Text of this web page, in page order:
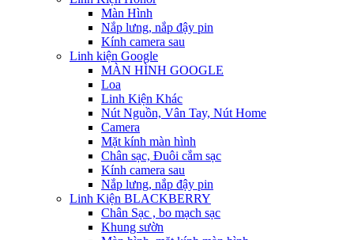
Màn Hình
Nắp lưng, nắp đậy pin
Kính camera sau
Linh kiện Google
MÀN HÌNH GOOGLE
Loa
Linh Kiện Khác
Nút Nguồn, Vân Tay, Nút Home
Camera
Mặt kính màn hình
Chân sạc, Đuôi cắm sạc
Kính camera sau
Nắp lưng, nắp đậy pin
Linh Kiện BLACKBERRY
Chân Sạc , bo mạch sạc
Khung sườn